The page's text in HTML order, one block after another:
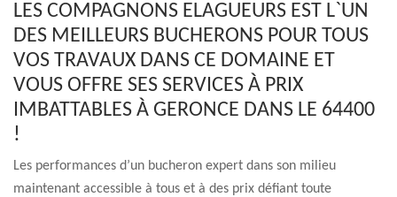
LES COMPAGNONS ELAGUEURS EST L`UN
DES MEILLEURS BUCHERONS POUR TOUS
VOS TRAVAUX DANS CE DOMAINE ET
VOUS OFFRE SES SERVICES À PRIX
IMBATTABLES À GERONCE DANS LE 64400
!
Les performances d’un bucheron expert dans son milieu
maintenant accessible à tous et à des prix défiant toute